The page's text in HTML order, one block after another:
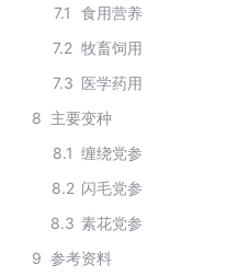
7.1
食用营养
7.2 牧畜饲用
7.3 医学药用
8 主要变种
8.1 缠绕党参
8.2 闪毛党参
8.3 素花党参
9 参考资料